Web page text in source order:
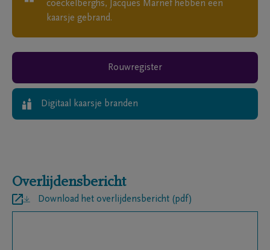
coeckelberghs, Jacques Marnef hebben een
kaarsje gebrand.
Rouwregister
Digitaal kaarsje branden
Overlijdensbericht
Download het overlijdensbericht (pdf)